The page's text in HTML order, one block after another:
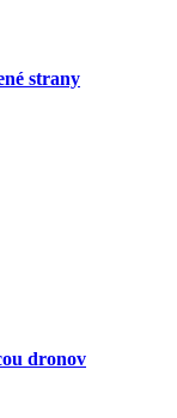
strany
dronov